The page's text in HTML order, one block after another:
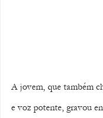
A jovem, que também
e voz potente, gravou